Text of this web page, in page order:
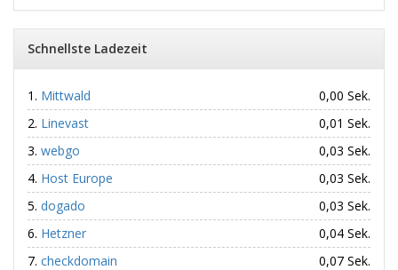
Schnellste Ladezeit
Mittwald
0,00 Sek.
Linevast
0,01 Sek.
webgo
0,03 Sek.
Host Europe
0,03 Sek.
dogado
0,03 Sek.
Hetzner
0,04 Sek.
checkdomain
0,07 Sek.